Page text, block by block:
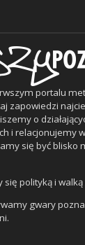
portalu
zapowiedzi
o
i relacjonujemy
się być blisko
polityką i walką
gwary